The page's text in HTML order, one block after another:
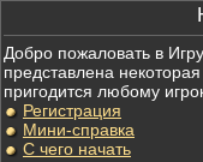
Добро пожаловать в Игру
представлена
пригодится любому
Регистрация
Мини-справка
С чего начать